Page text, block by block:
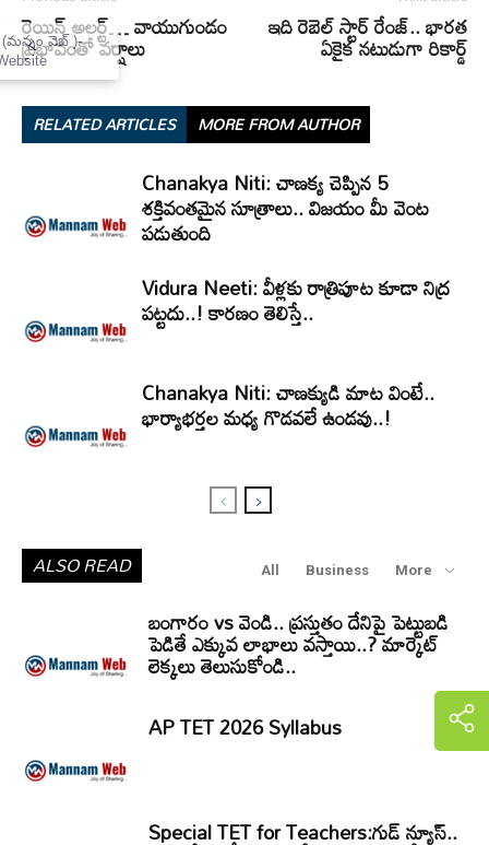
రెయిన్ అలర్ట్… వాయుగుండం
ప్రభావంతో వర్షాలు
ఇది రెబెల్ స్టార్ రేంజ్.. భారత
ఏకైక నటుడుగా రికార్డ్
RELATED ARTICLES MORE FROM AUTHOR
Chanakya Niti: చాణక్య చెప్పిన 5
శక్తివంతమైన సూత్రాలు.. విజయం మీ వెంట
పడుతుంది
Vidura Neeti: వీళ్లకు రాత్రిపూట కూడా నిద్ర
పట్టదు..! కారణం తెలిస్తే..
Chanakya Niti: చాణక్యుడి మాట వింటే..
భార్యాభర్తల మధ్య గొడవలే ఉండవు..!
ALSO READ All Business More
బంగారం vs వెండి.. ప్రస్తుతం దేనిపై పెట్టుబడి
పెడితే ఎక్కువ లాభాలు వస్తాయి..? మార్కెట్
లెక్కలు తెలుసుకోండి..
AP TET 2026 Syllabus
Special TET for Teachers:గుడ్ న్యూస్..
×
Mannam Web (మన్నం వెబ్ )-
Telugu News Website